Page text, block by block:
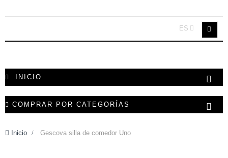
ES
INICIO
COMPRAR POR CATEGORÍAS
Inicio > Gescova silla de comedor Uno